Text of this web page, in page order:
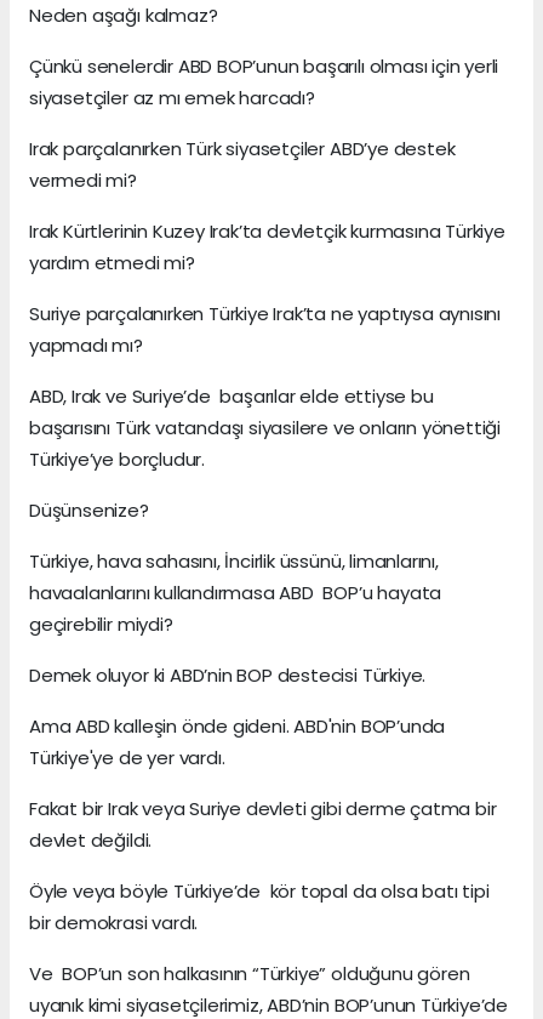
Neden aşağı kalmaz?
Çünkü senelerdir ABD BOP’unun başarılı olması için yerli
siyasetçiler az mı emek harcadı?
Irak parçalanırken Türk siyasetçiler ABD’ye destek
vermedi mi?
Irak Kürtlerinin Kuzey Irak’ta devletçik kurmasına Türkiye
yardım etmedi mi?
Suriye parçalanırken Türkiye Irak’ta ne yaptıysa aynısını
yapmadı mı?
ABD, Irak ve Suriye’de başarılar elde ettiyse bu
başarısını Türk vatandaşı siyasilere ve onların yönettiği
Türkiye’ye borçludur.
Düşünsenize?
Türkiye, hava sahasını, İncirlik üssünü, limanlarını,
havaalanlarını kullandırmasa ABD BOP’u hayata
geçirebilir miydi?
Demek oluyor ki ABD’nin BOP destecisi Türkiye.
Ama ABD kalleşin önde gideni. ABD'nin BOP’unda
Türkiye'ye de yer vardı.
Fakat bir Irak veya Suriye devleti gibi derme çatma bir
devlet değildi.
Öyle veya böyle Türkiye’de kör topal da olsa batı tipi
bir demokrasi vardı.
Ve BOP’un son halkasının “Türkiye” olduğunu gören
uyanık kimi siyasetçilerimiz, ABD’nin BOP’unun Türkiye’de